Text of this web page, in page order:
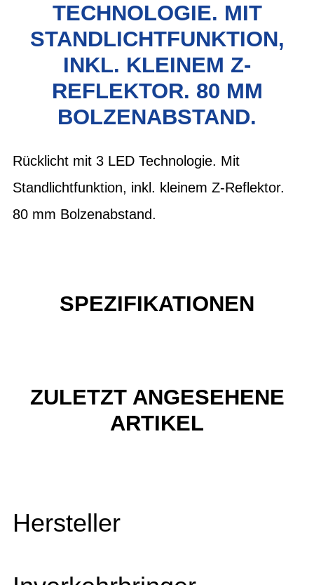
TECHNOLOGIE. MIT
STANDLICHTFUNKTION,
INKL. KLEINEM Z-
REFLEKTOR. 80 MM
BOLZENABSTAND.
Rücklicht mit 3 LED Technologie. Mit
Standlichtfunktion, inkl. kleinem Z-Reflektor.
80 mm Bolzenabstand.
SPEZIFIKATIONEN
ZULETZT ANGESEHENE
ARTIKEL
Hersteller